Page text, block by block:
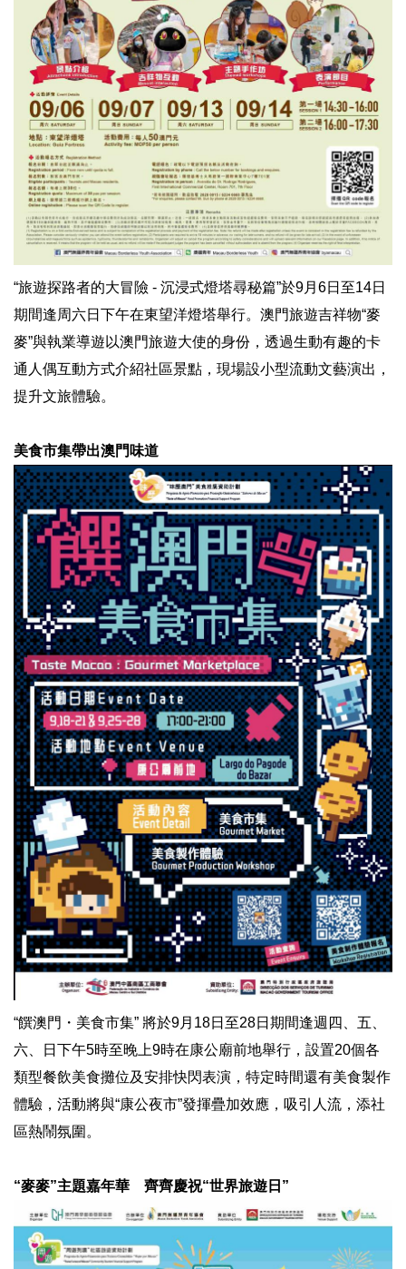
“旅遊探路者的大冒險 - 沉浸式燈塔尋秘篇”於9月6日至14日
期間逢周六日下午在東望洋燈塔舉行。澳門旅遊吉祥物“麥
麥”與執業導遊以澳門旅遊大使的身份，透過生動有趣的卡
通人偶互動方式介紹社區景點，現場設小型流動文藝演出，
提升文旅體驗。
美食市集帶出澳門味道
“饌澳門・美食市集” 將於9月18日至28日期間逢週四、五、
六、日下午5時至晚上9時在康公廟前地舉行，設置20個各
類型餐飲美食攤位及安排快閃表演，特定時間還有美食製作
體驗，活動將與“康公夜市”發揮疊加效應，吸引人流，添社
區熱鬧氛圍。
“麥麥”主題嘉年華 齊齊慶祝“世界旅遊日”